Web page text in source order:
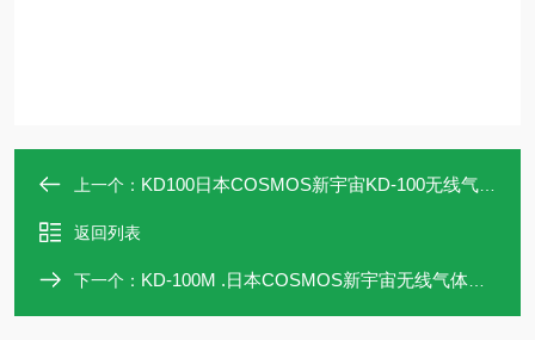
上一个： KD100日本COSMOS新宇宙KD-100无线气体检测装置
返回列表
下一个： KD-100M .日本COSMOS新宇宙无线气体检测装置KD-100M